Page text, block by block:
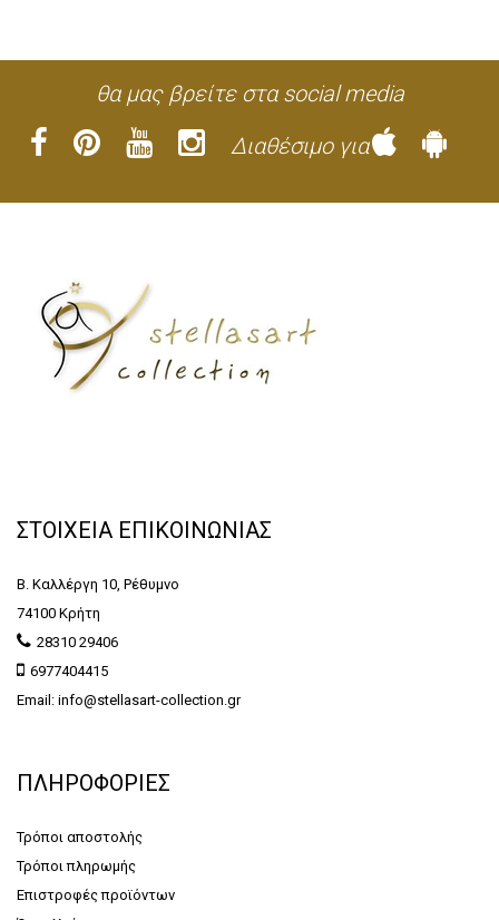
θα μας βρείτε στα social media
Διαθέσιμο για
ΣΤΟΙΧΕΙΑ ΕΠΙΚΟΙΝΩΝΙΑΣ
Β. Καλλέργη 10, Ρέθυμνο
74100 Κρήτη
28310 29406
6977404415
Email: info@stellasart-collection.gr
ΠΛΗΡΟΦΟΡΙΕΣ
Τρόποι αποστολής
Τρόποι πληρωμής
Επιστροφές προϊόντων